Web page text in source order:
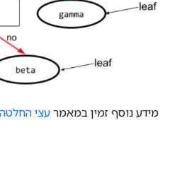
מידע נוסף זמין במאמר עצי החלטה